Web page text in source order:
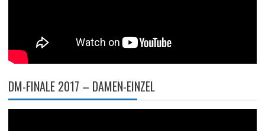
DM-FINALE 2017 – DAMEN-EINZEL